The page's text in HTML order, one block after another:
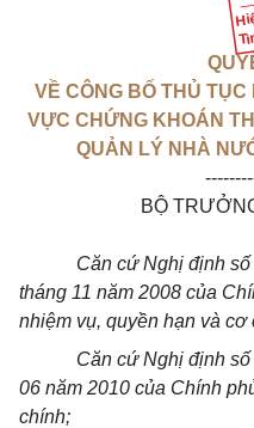
VỀ CÔNG BỐ THỦ
VỰC CHỨNG KHOÁN
QUẢN LÝ NHÀ
BỘ
Căn cứ Nghị định
tháng 11 năm 2008 của
nhiệm vụ, quyền hạn và
Căn cứ Nghị định
06 năm 2010 của Chính
chính;